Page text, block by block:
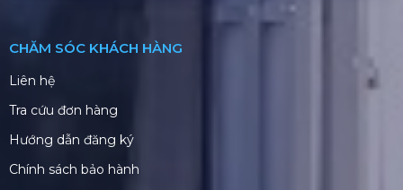
CHĂM SÓC KHÁCH HÀNG
Liên hệ
Tra cứu đơn hàng
Hướng dẫn đăng ký
Chính sách bảo hành